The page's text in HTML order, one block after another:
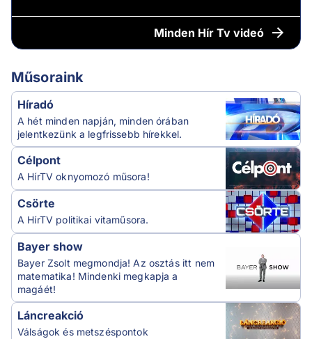
Minden Hír Tv videó
Műsoraink
Híradó
A hét minden napján, minden órában
jelentkezünk a legfrissebb hírekkel.
Célpont
A HírTV oknyomozó műsora!
Csörte
A HírTV politikai vitaműsora.
Bayer show
Bayer Zsolt megmondja! Az osztás itt nem
matematika! Mindenki megkapja a
magáét!
Láncreakció
Válságok és metszéspontok